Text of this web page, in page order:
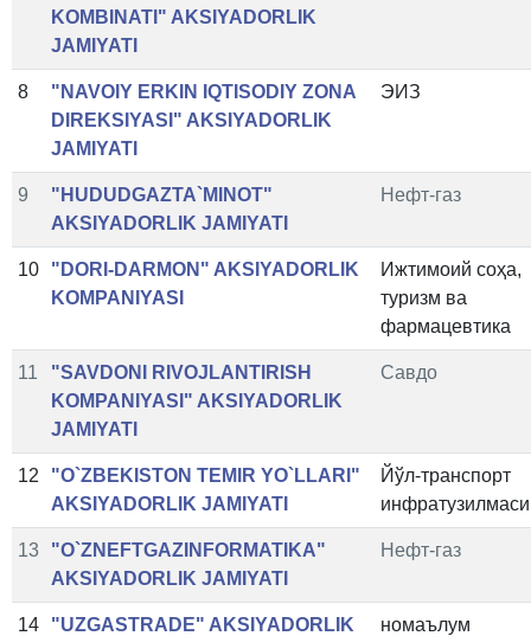
KOMBINATI" AKSIYADORLIK
JAMIYATI
8
"NAVOIY ERKIN IQTISODIY ZONA
DIREKSIYASI" AKSIYADORLIK
JAMIYATI
ЭИЗ
9
"HUDUDGAZTA`MINOT"
AKSIYADORLIK JAMIYATI
Нефт-газ
10
"DORI-DARMON" AKSIYADORLIK
KOMPANIYASI
Ижтимоий соҳа,
туризм ва
фармацевтика
11
"SAVDONI RIVOJLANTIRISH
KOMPANIYASI" AKSIYADORLIK
JAMIYATI
Савдо
12
"O`ZBEKISTON TEMIR YO`LLARI"
AKSIYADORLIK JAMIYATI
Йўл-транспорт
инфратузилмаси
13
"O`ZNEFTGAZINFORMATIKA"
AKSIYADORLIK JAMIYATI
Нефт-газ
14
"UZGASTRADE" AKSIYADORLIK
номаълум